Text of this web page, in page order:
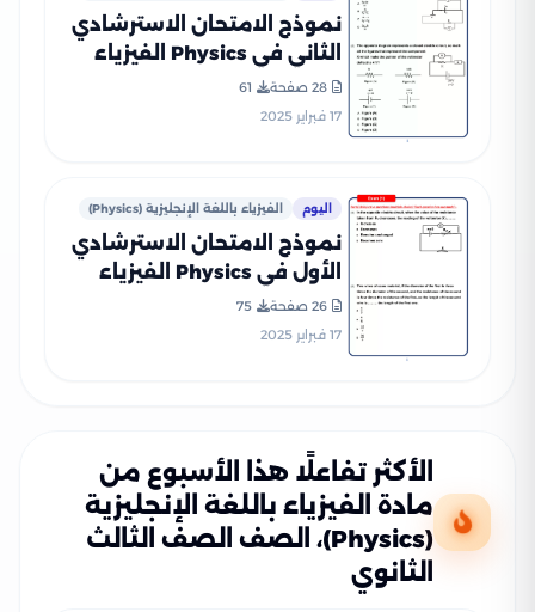
نموذج الامتحان الاسترشادي
الثاني في Physics الفيزياء
بالانجليزي للصف الثالث
28 صفحة
61
17 فبراير 2025
اليوم الفيزياء باللغة الإنجليزية (Physics)
نموذج الامتحان الاسترشادي
الأول في Physics الفيزياء
بالانجليزي للصف الثالث
26 صفحة
75
17 فبراير 2025
الأكثر تفاعلًا هذا الأسبوع من
مادة الفيزياء باللغة الإنجليزية
(Physics)، الصف الصف الثالث
الثانوي